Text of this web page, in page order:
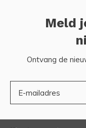
Meld
Ontvang de